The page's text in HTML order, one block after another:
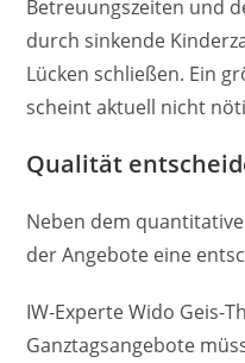
Betreuungszeiten und
durch sinkende
Lücken schließen. Ein
scheint aktuell nicht
Qualität
Neben dem
der Angebote eine
IW-Experte Wido Geis-
Ganztagsangebote